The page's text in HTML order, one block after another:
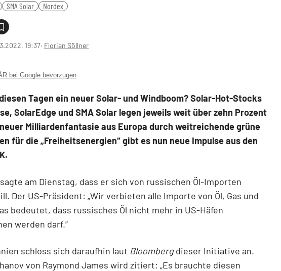
SMA Solar Nordex
19:37‧ Florian Söllner
bei Google bevorzugen
Tagen ein neuer Solar- und Windboom? Solar-Hot-Stocks
SolarEdge und SMA Solar legen jeweils weit über zehn Prozent
Milliardenfantasie aus Europa durch weitreichende grüne
für die „Freiheitsenergien“ gibt es nun neue Impulse aus den
am Dienstag, dass er sich von russischen Öl-Importen
Der US-Präsident: „Wir verbieten alle Importe von Öl, Gas und
bedeutet, dass russisches Öl nicht mehr in US-Häfen
werden darf.“
schloss sich daraufhin laut Bloombergdieser Initiative an.
von Raymond James wird zitiert: „Es brauchte diesen